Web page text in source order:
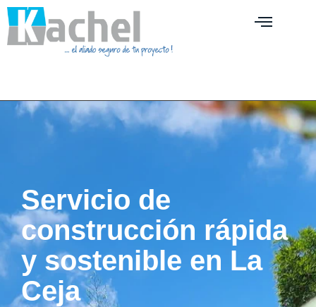
Servicio de
construcción rápida
y sostenible en La
Ceja